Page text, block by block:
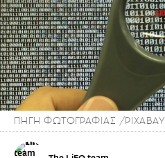
ΠΗΓΗ ΦΩΤΟΓΡΑΦΙΑΣ /PIXABAY